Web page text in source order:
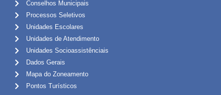
Conselhos Municipais
Processos Seletivos
Unidades Escolares
Unidades de Atendimento
Unidades Socioassistênciais
Dados Gerais
Mapa do Zoneamento
Pontos Turísticos